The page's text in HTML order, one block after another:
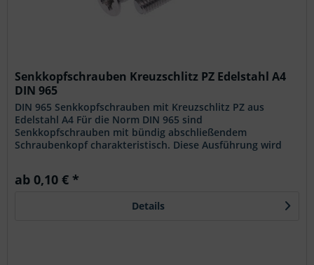
Senkkopfschrauben Kreuzschlitz PZ Edelstahl A4
DIN 965
DIN 965 Senkkopfschrauben mit Kreuzschlitz PZ aus
Edelstahl A4 Für die Norm DIN 965 sind
Senkkopfschrauben mit bündig abschließendem
Schraubenkopf charakteristisch. Diese Ausführung wird
ab 0,10 € *
Details